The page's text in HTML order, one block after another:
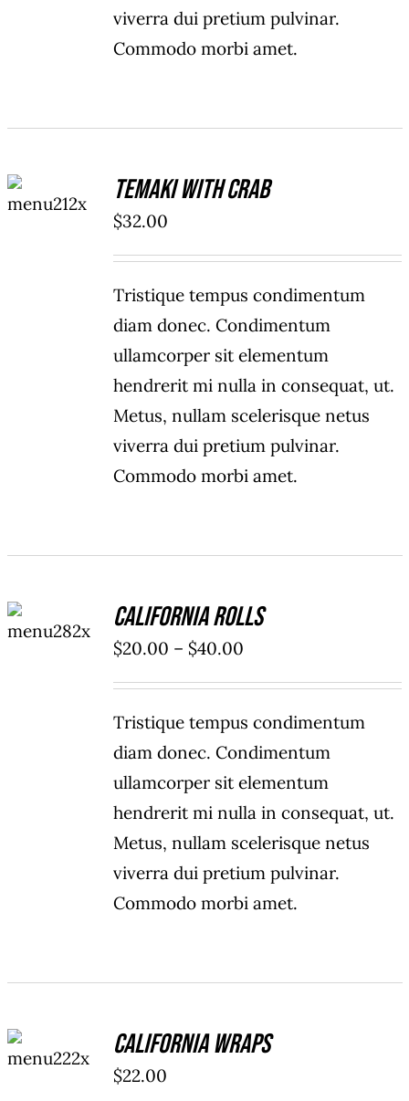
viverra dui pretium pulvinar.
Commodo morbi amet.
CART
/
Temaki With Crab
$32.00
Tristique tempus condimentum
diam donec. Condimentum
ullamcorper sit elementum
hendrerit mi nulla in consequat, ut.
Metus, nullam scelerisque netus
viverra dui pretium pulvinar.
Commodo morbi amet.
/
California Rolls
$20.00 – $40.00
range:
Tristique tempus condimentum
diam donec. Condimentum
ullamcorper sit elementum
hendrerit mi nulla in consequat, ut.
Metus, nullam scelerisque netus
viverra dui pretium pulvinar.
Commodo morbi amet.
CART
/
California Wraps
$22.00